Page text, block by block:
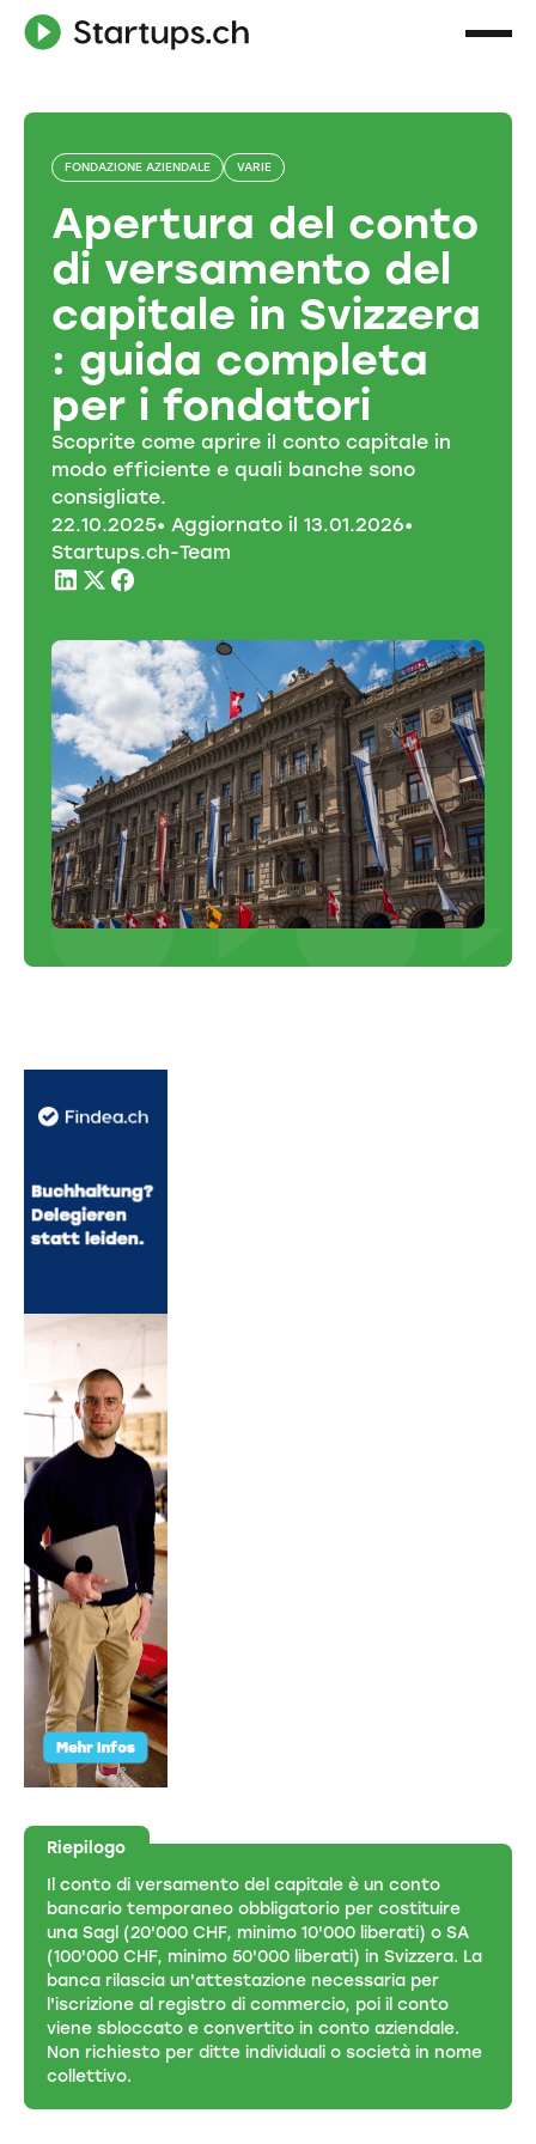
FONDAZIONE AZIENDALE VARIE
Apertura del conto
di versamento del
capitale in Svizzera
: guida completa
per i fondatori
Scoprite come aprire il conto capitale in
modo efficiente e quali banche sono
consigliate.
22.10.2025• Aggiornato il 13.01.2026•
Startups.ch-Team
Riepilogo
Il conto di versamento del capitale è un conto
bancario temporaneo obbligatorio per costituire
una Sagl (20'000 CHF, minimo 10'000 liberati) o SA
(100'000 CHF, minimo 50'000 liberati) in Svizzera. La
banca rilascia un'attestazione necessaria per
l'iscrizione al registro di commercio, poi il conto
viene sbloccato e convertito in conto aziendale.
Non richiesto per ditte individuali o società in nome
collettivo.